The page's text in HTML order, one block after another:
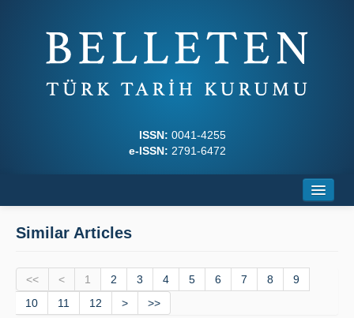
ISSN: 0041-4255
e-ISSN: 2791-6472
Journal Boards
Writing Rules
Similar Articles
<< < 1 2 3 4 5 6 7 8
9
10
11 12 > >>